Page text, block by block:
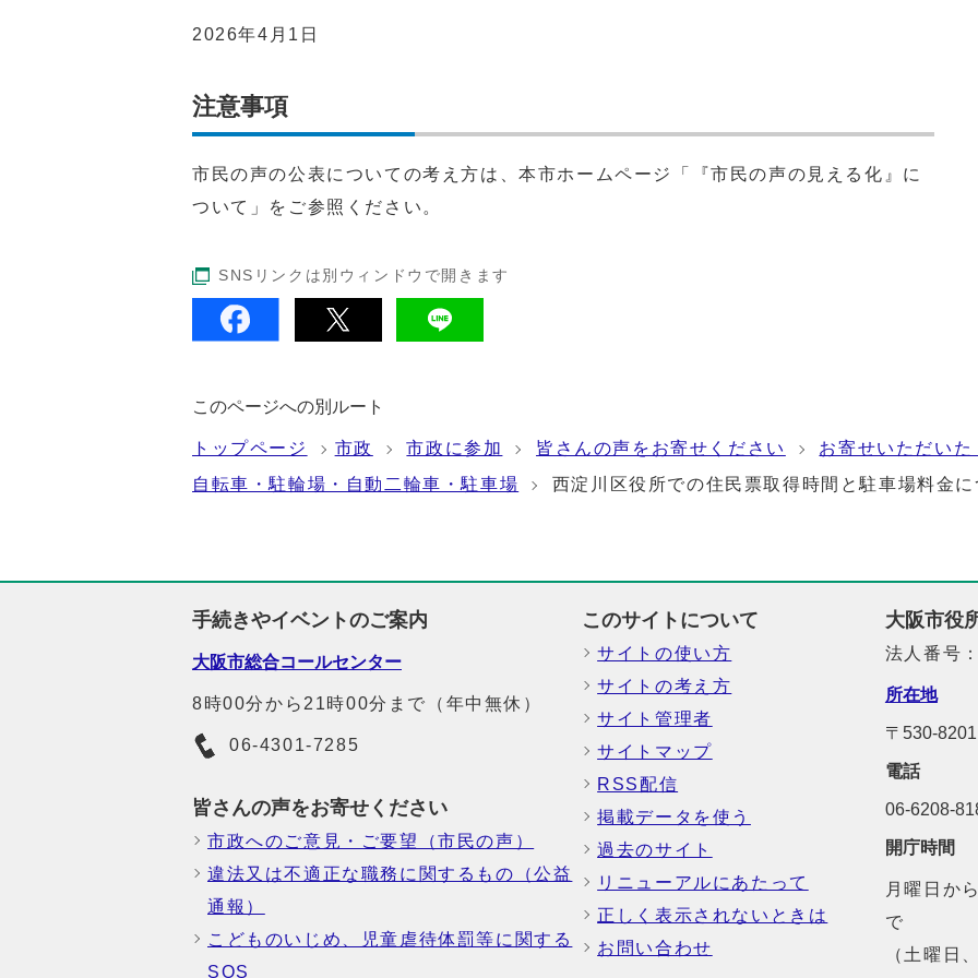
2026年4月1日
注意事項
市民の声の公表についての考え方は、本市ホームページ「『市民の声の見える化』に
ついて」をご参照ください。
SNSリンクは別ウィンドウで開きます
このページへの別ルート
トップページ 市政 市政に参加 皆さんの声をお寄せください
お寄せいただいた
自転車・駐輪場・自動二輪車・駐車場
西淀川区役所での住民票取得時間と駐車場料金に
手続きやイベントのご案内
大阪市総合コールセンター
8時00分から21時00分まで（年中無休）
06-4301-7285
皆さんの声をお寄せください
市政へのご意見・ご要望（市民の声）
違法又は不適正な職務に関するもの（公益
通報）
こどものいじめ、児童虐待体罰等に関する
SOS
このサイトについて
サイトの使い方
サイトの考え方
サイト管理者
サイトマップ
RSS配信
掲載データを使う
過去のサイト
リニューアルにあたって
正しく表示されないときは
お問い合わせ
大阪市役
法人番号
所在地
〒530-
電話
06-6208-
開庁時間
月曜日か
で
（土曜日